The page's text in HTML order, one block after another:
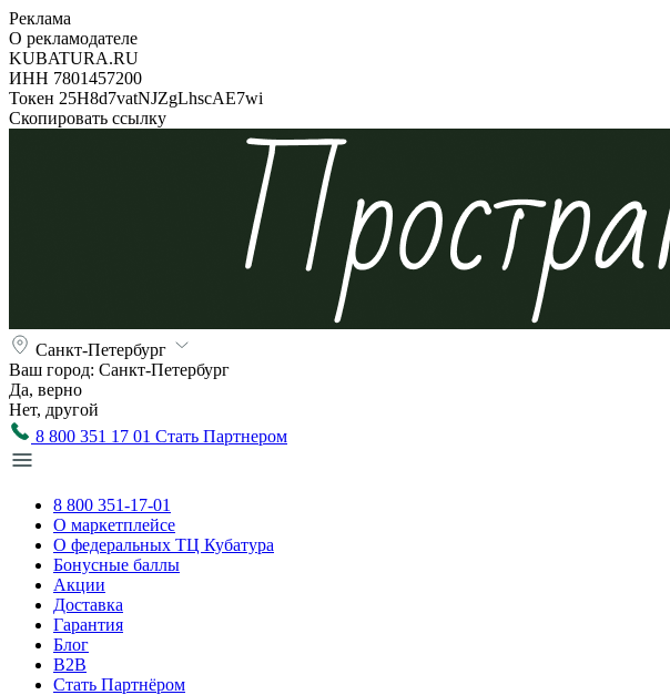
Реклама
О рекламодателе
KUBATURA.RU
ИНН 7801457200
Токен 25H8d7vatNJZgLhscAE7wi
Скопировать ссылку
Санкт-Петербург
Ваш город: Санкт-Петербург
Да, верно
Нет, другой
8 800 351 17 01 Стать Партнером
8 800 351-17-01
О маркетплейсе
О федеральных ТЦ Кубатура
Бонусные баллы
Акции
Доставка
Гарантия
Блог
B2B
Стать Партнёром